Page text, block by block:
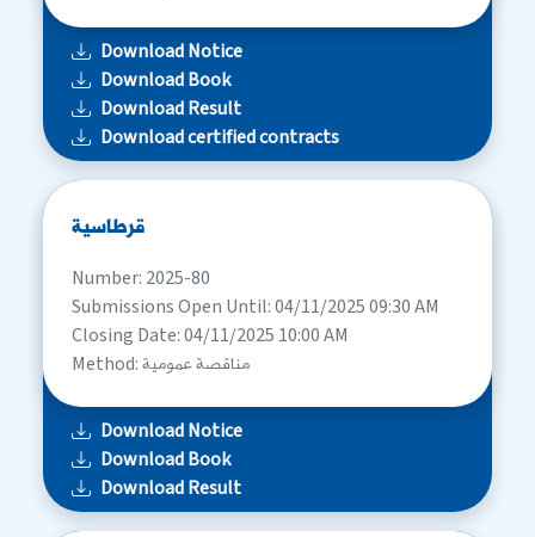
Download Notice
Download Book
Download Result
Download certified contracts
قرطاسية
Number: 2025-80
Submissions Open Until: 04/11/2025 09:30 AM
Closing Date: 04/11/2025 10:00 AM
Method: مناقصة عمومية
Download Notice
Download Book
Download Result